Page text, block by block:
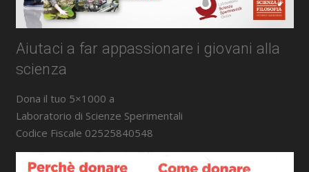
Aiutaci a far appassionare i giovani alla
scienza
Dona il tuo 5×1000 a
Laboratorio di Scienze Sperimentali
Codice Fiscale 02525840548